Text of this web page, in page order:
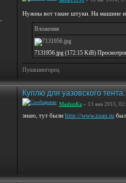
Нужны вот такие штуки. На машине
Вложения
7131956.jpg (172.15 KiB)
Пушкиногорец
Куплю для уазовского тента.
MashinKа » 13 янв 2015,
знаю, тут были http://www.zzap.ru